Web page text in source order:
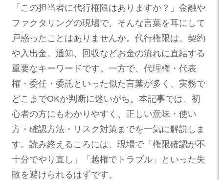
「この担当者に代行権限はありますか？」金融や
ファクタリングの現場で、そんな言葉を耳にして
戸惑ったことはありませんか。代行権限は、契約
や入出金、通知、回収などお金の流れに直結する
重要なキーワードです。一方で、代理権・代表
権・委任・委託といった似た言葉が多く、実務で
どこまでOKか判断に迷いがち。本記事では、初
心者の方にもわかりやすく、正しい意味・使い
方・確認方法・リスク対策までを一気に解説しま
す。読み終えるころには、現場で「権限確認が不
十分でやり直し」「越権でトラブル」といった失
敗を避けられるはずです。